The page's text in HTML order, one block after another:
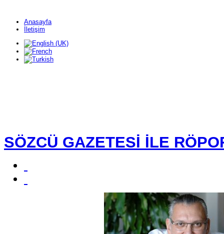
Anasayfa
İletişim
SÖZCÜ GAZETESİ İLE